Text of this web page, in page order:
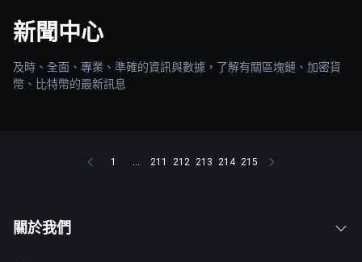
新聞中心
及時、全面、專業、準確的資訊與數據，了解有關區塊鏈、加密貨
幣、比特幣的最新訊息
1 ... 211 212 213 214 215
關於我們